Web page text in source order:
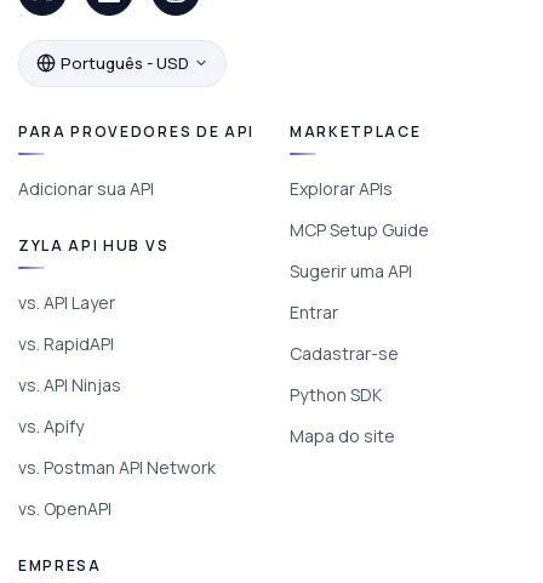
Português - USD
PARA PROVEDORES DE API
Adicionar sua API
ZYLA API HUB VS
vs. API Layer
vs. RapidAPI
vs. API Ninjas
vs. Apify
vs. Postman API Network
vs. OpenAPI
MARKETPLACE
Explorar APIs
MCP Setup Guide
Sugerir uma API
Entrar
Cadastrar-se
Python SDK
Mapa do site
EMPRESA